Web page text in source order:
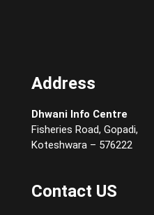
Address
Dhwani Info Centre
Fisheries Road, Gopadi,
Koteshwara – 576222
Contact US